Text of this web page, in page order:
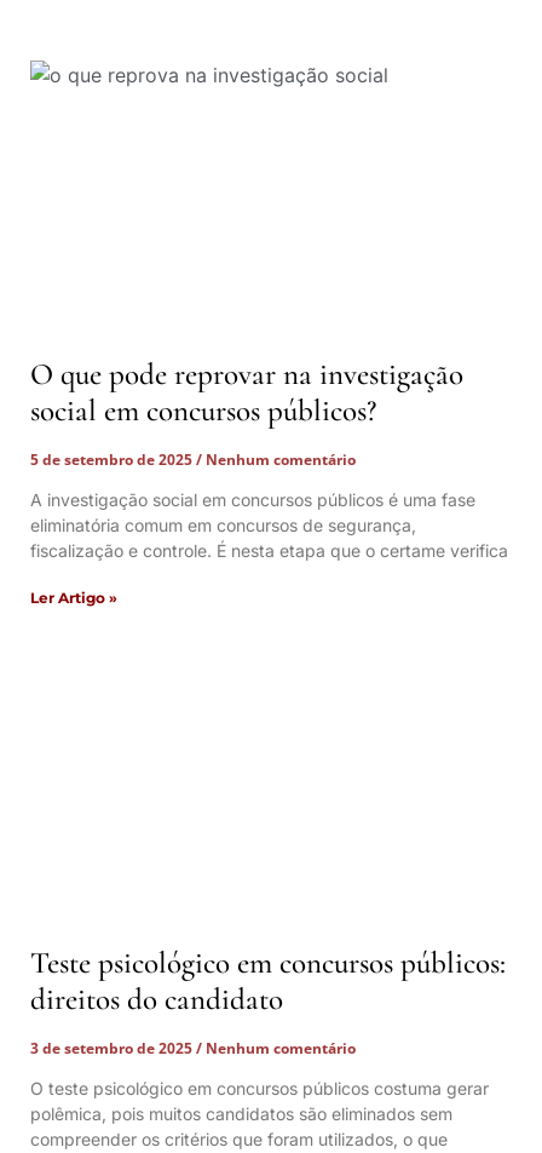
O que pode reprovar na investigação
social em concursos públicos?
5 de setembro de 2025
Nenhum comentário
A investigação social em concursos públicos é uma fase
eliminatória comum em concursos de segurança,
fiscalização e controle. É nesta etapa que o certame verifica
Ler Artigo »
Teste psicológico em concursos públicos:
direitos do candidato
3 de setembro de 2025
Nenhum comentário
O teste psicológico em concursos públicos costuma gerar
polêmica, pois muitos candidatos são eliminados sem
compreender os critérios que foram utilizados, o que